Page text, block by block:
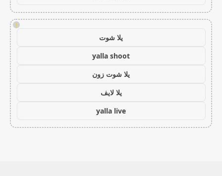
!
يلا شوت
yalla shoot
يلا شوت زون
يلا لايف
yalla live